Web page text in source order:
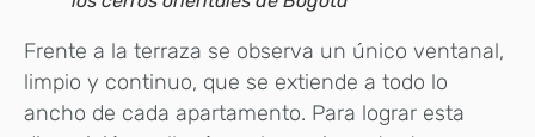
Frente a la terraza se observa un único ventanal,
limpio y continuo, que se extiende a todo lo
ancho de cada apartamento. Para lograr esta